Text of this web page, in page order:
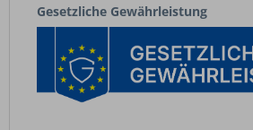
Gesetzliche Gewährleistung